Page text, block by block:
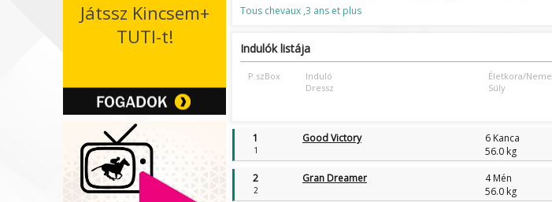
Játssz Kincsem+
TUTI-t!
Tous chevaux ,3 ans et plus
Indulók listája
P.szBox
Induló
Dressz
Életkora/Neme
Súly
1
1
Good Victory
6 Kanca
56.0 kg
2
2
Gran Dreamer
4 Mén
56.0 kg